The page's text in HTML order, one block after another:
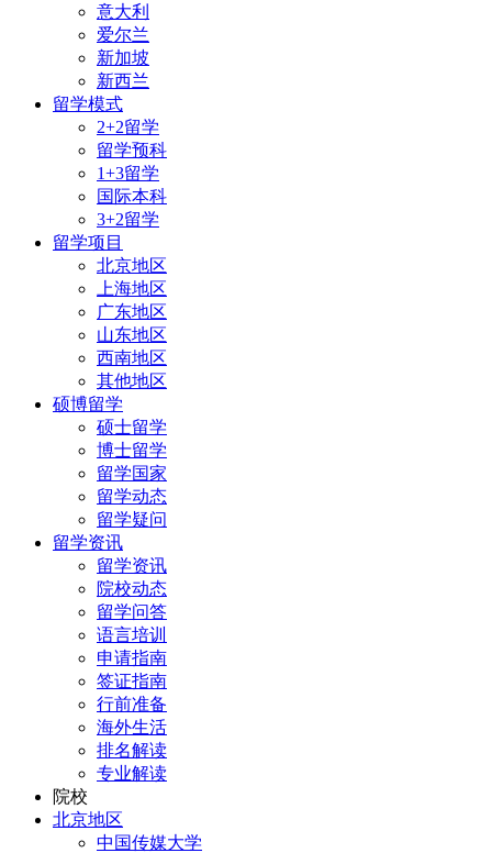
意大利
爱尔兰
新加坡
新西兰
留学模式
2+2留学
留学预科
1+3留学
国际本科
3+2留学
留学项目
北京地区
上海地区
广东地区
山东地区
西南地区
其他地区
硕博留学
硕士留学
博士留学
留学国家
留学动态
留学疑问
留学资讯
留学资讯
院校动态
留学问答
语言培训
申请指南
签证指南
行前准备
海外生活
排名解读
专业解读
院校
北京地区
中国传媒大学